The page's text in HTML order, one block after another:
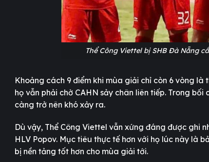
Thể Công Viettel bị SHB Đà Nẵng
Khoảng cách 9 điểm khi mùa giải chỉ còn 6 vòng
họ vẫn phải chờ CAHN sảy chân liên tiếp. Trong
càng trở nên khó xảy ra.
Dù vậy, Thể Công Viettel vẫn xứng đáng được ghi
HLV Popov. Mục tiêu thực tế hơn với họ lúc này là
bị nền tảng tốt hơn cho mùa giải tới.